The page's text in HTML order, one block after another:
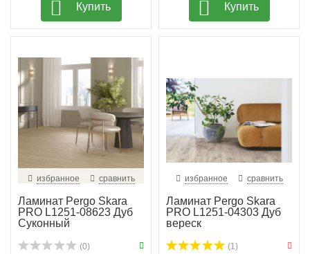
Купить Купить
избранное сравнить
Ламинат Pergo Skara
PRO L1251-08623 Дуб
Суконный
(0)
избранное сравнить
Ламинат Pergo Skara
PRO L1251-04303 Дуб
вереск
(1)